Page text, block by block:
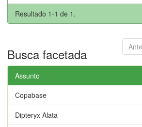
Resultado 1-1 de 1.
Busca facetada
Assunto
Copabase
Dipteryx Alata